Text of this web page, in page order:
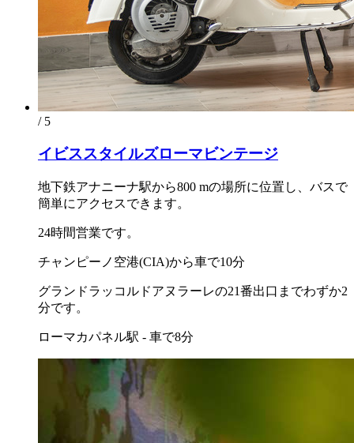
/ 5
イビススタイルズローマビンテージ
地下鉄アナニーナ駅から800 mの場所に位置し、バスで
簡単にアクセスできます。
24時間営業です。
チャンピーノ空港(CIA)から車で10分
グランドラッコルドアヌラーレの21番出口までわずか2
分です。
ローマカパネル駅 - 車で8分